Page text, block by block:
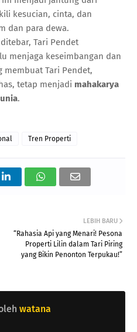
kesucian, cinta, dan
dan para dewa.
Tari Pendet
menjaga keseimbangan dan
Tari Pendet,
tetap menjadi mahakarya
.
Tren Properti
LEBIH BARU
“Rahasia Api yang Menari! Pesona
Properti Lilin dalam Tari Piring
yang Bikin Penonton Terpukau!”
watana